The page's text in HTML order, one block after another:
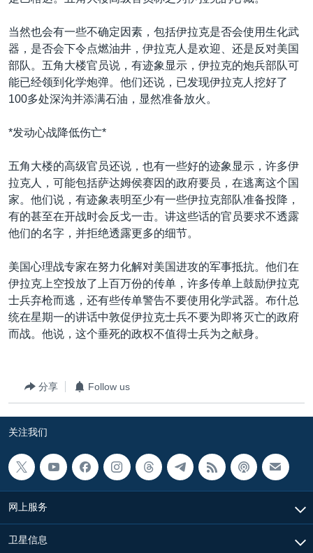
全球议题
环境
美国建国250周年
埃博拉疫情
美国之音专访
重要讲话与声明
台海两岸关系
南中国海争端
关注西藏
关注新疆
GEN Z 看美国
当然也会有一些不确定因素，包括伊拉克是否会使用生化武
器，是否会下令点燃油井，伊拉克人是欢迎、还是反对美国
部队。五角大楼官员说，有迹象显示，伊拉克的炮兵部队可
能已经领到化学炮弹。他们还说，已发现伊拉克人挖好了
100多处深沟并添满石油，显然准备放火。
*发动心战降低伤亡*
五角大楼的高级官员还说，也有一些好的迹象显示，许多伊
拉克人，可能包括萨达姆侯赛因的政府要员，在逃离这个国
家。他们说，有迹象表明至少有一些伊拉克部队准备投降，
有的甚至在开战时会反戈一击。讲这些话的官员要求不透露
他们的名字，并拒绝透露更多的细节。
美国心理战专家在努力化解对美国进攻的军事抵抗。他们在
伊拉克上空投放了上百万份的传单，许多传单上鼓励伊拉克
士兵弃枪而逃，还有些传单警告不要使用化学武器。布什总
统在星期一的讲话中敦促伊拉克士兵不要为即将灭亡的政府
而战。他说，这个垂死的政权不值得士兵为之献身。
分享 Follow us
关注我们
网上服务
卫星信息